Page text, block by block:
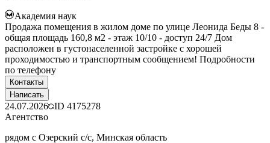
Академия наук
Продажа помещения в жилом доме по улице Леонида Беды 8 -
общая площадь 160,8 м2 - этаж 10/10 - доступ 24/7 Дом
расположен в густонаселенной застройке с хорошей
проходимостью и транспортным сообщением! Подробности
по телефону
Контакты
Написать
24.07.2026 ID 4175278
Агентство
рядом с Озерский с/с, Минская область